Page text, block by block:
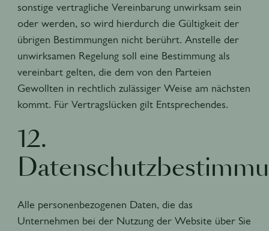
sonstige vertragliche Vereinbarung unwirksam sein
oder werden, so wird hierdurch die Gültigkeit der
übrigen Bestimmungen nicht berührt. Anstelle der
unwirksamen Regelung soll eine Bestimmung als
vereinbart gelten, die dem von den Parteien
Gewollten in rechtlich zulässiger Weise am nächsten
kommt. Für Vertragslücken gilt Entsprechendes.
12.
Alle personenbezogenen Daten, die das
Unternehmen bei der Nutzung der Website über Sie